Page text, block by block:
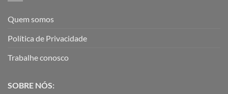
Quem somos
Política de Privacidade
Trabalhe conosco
SOBRE NÓS: